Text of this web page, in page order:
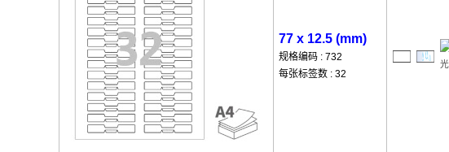
77 x 12.5 (mm)
规格编码 : 732
每张标签数 : 32